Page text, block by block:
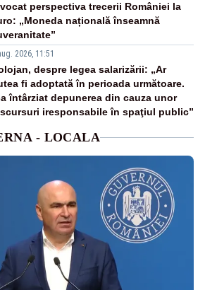
perspectiva trecerii României la
„Moneda națională înseamnă
2026, 11:51
despre legea salarizării: „Ar
fi adoptată în perioada următoare.
întârziat depunerea din cauza unor
iresponsabile în spaţiul public”
- LOCALA